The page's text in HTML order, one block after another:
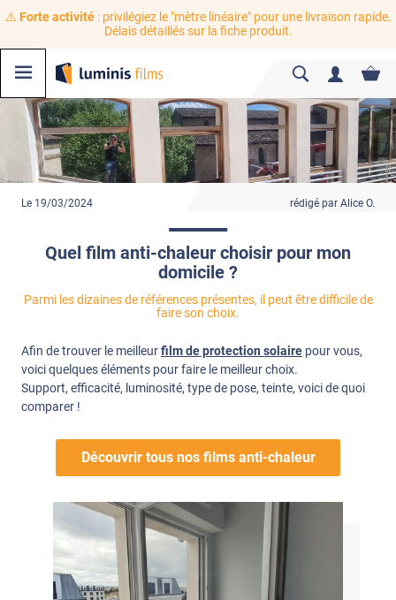
⚠️ Forte activité: privilégiez le "mètre linéaire" pour une livraison rapide.
Délais détaillés sur la fiche produit.
Le 19/03/2024 rédigé par Alice O.
Quel film anti-chaleur choisir pour mon
domicile ?
Parmi les dizaines de références présentes, il peut être difficile de
faire son choix.
Afin de trouver le meilleurfilm de protection solaire pour vous,
voici quelques éléments pour faire le meilleur choix.
Support, efficacité, luminosité, type de pose, teinte, voici de quoi
comparer !
Découvrir tous nos films anti-chaleur